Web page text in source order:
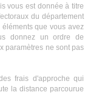
vous est donnée à titre
du département
que vous avez
donnez un ordre de
paramètres ne sont pas
frais d'approche qui
la distance parcourue